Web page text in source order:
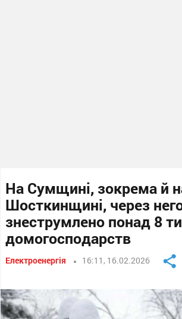
На Сумщині, зокрема й
Шосткинщині, через
знеструмлено понад 8
домогосподарств
Електроенергія 16:11, 16.02.2026